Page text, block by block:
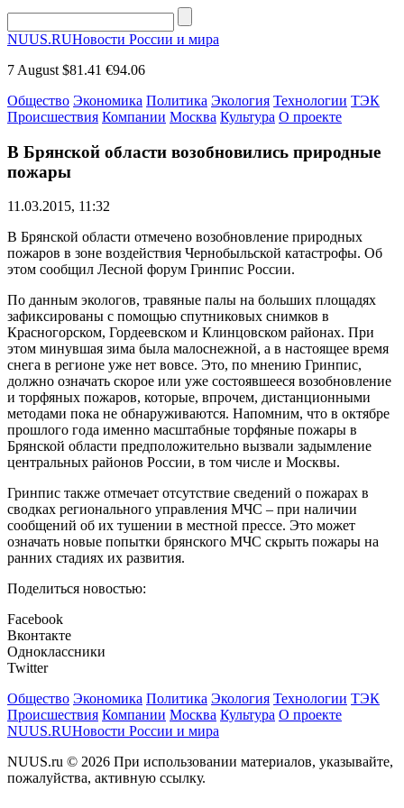
NUUS.RUНовости России и мира
7 August $81.41 €94.06
Общество Экономика Политика Экология Технологии ТЭК
Происшествия Компании Москва Культура О проекте
В Брянской области возобновились природные
пожары
11.03.2015, 11:32
В Брянской области отмечено возобновление природных
пожаров в зоне воздействия Чернобыльской катастрофы. Об
этом сообщил Лесной форум Гринпис России.
По данным экологов, травяные палы на больших площадях
зафиксированы с помощью спутниковых снимков в
Красногорском, Гордеевском и Клинцовском районах. При
этом минувшая зима была малоснежной, а в настоящее время
снега в регионе уже нет вовсе. Это, по мнению Гринпис,
должно означать скорое или уже состоявшееся возобновление
и торфяных пожаров, которые, впрочем, дистанционными
методами пока не обнаруживаются. Напомним, что в октябре
прошлого года именно масштабные торфяные пожары в
Брянской области предположительно вызвали задымление
центральных районов России, в том числе и Москвы.
Гринпис также отмечает отсутствие сведений о пожарах в
сводках регионального управления МЧС – при наличии
сообщений об их тушении в местной прессе. Это может
означать новые попытки брянского МЧС скрыть пожары на
ранних стадиях их развития.
Поделиться новостью:
Facebook
Вконтакте
Одноклассники
Twitter
Общество Экономика Политика Экология Технологии ТЭК
Происшествия Компании Москва Культура О проекте
NUUS.RUНовости России и мира
NUUS.ru © 2026 При использовании материалов, указывайте,
пожалуйства, активную ссылку.